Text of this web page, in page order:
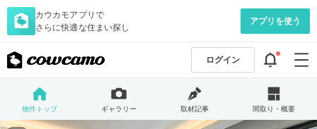
カウカモアプリで
さらに快適な住まい探し
アプリを使う
ログイン
物件トップ ギャラリー 取材記事 間取り・概要